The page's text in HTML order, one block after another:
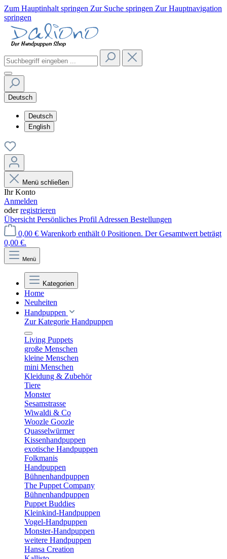
Zum Hauptinhalt springen Zur Suche springen Zur Hauptnavigation
springen
Deutsch
Deutsch
English
Menü schließen
Ihr Konto
Anmelden
oderregistrieren
Übersicht Persönliches Profil Adressen Bestellungen
0,00 € Warenkorb enthält 0 Positionen. Der Gesamtwert beträgt
0,00 €.
Menü
Kategorien
Home
Neuheiten
Handpuppen
Zur Kategorie Handpuppen
Living Puppets
große Menschen
kleine Menschen
mini Menschen
Kleidung & Zubehör
Tiere
Monster
Sesamstrasse
Wiwaldi & Co
Woozle Goozle
Quasselwürmer
Kissenhandpuppen
exotische Handpuppen
Folkmanis
Handpuppen
Bühnenhandpuppen
The Puppet Company
Bühnenhandpuppen
Puppet Buddies
Kleinkind-Handpuppen
Vogel-Handpuppen
Monster-Handpuppen
weitere Handpuppen
Hansa Creation